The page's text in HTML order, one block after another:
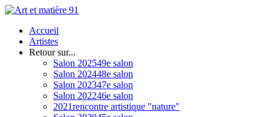
Accueil
Artistes
Retour sur...
Salon 202549e salon
Salon 202448e salon
Salon 202347e salon
Salon 202246e salon
2021rencontre artistique "nature"